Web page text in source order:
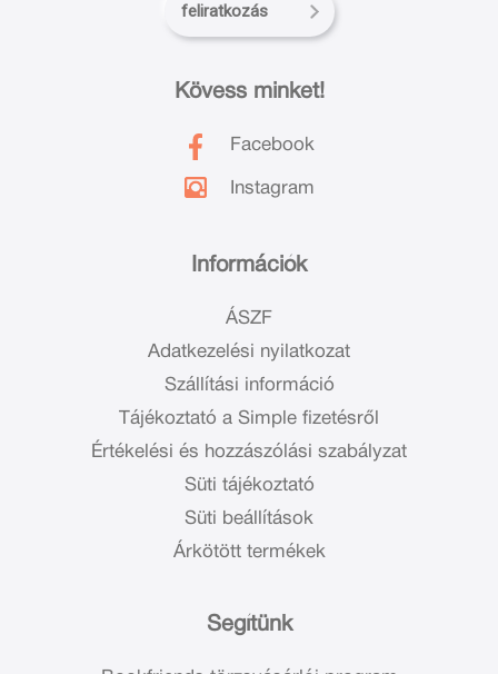
Információk
ÁSZF
Adatkezelési nyilatkozat
Szállítási információ
Tájékoztató a Simple fizetésről
Értékelési és hozzászólási szabályzat
Süti tájékoztató
Süti beállítások
Árkötött termékek
Segítünk
Kövess minket!
Facebook
Instagram
feliratkozás